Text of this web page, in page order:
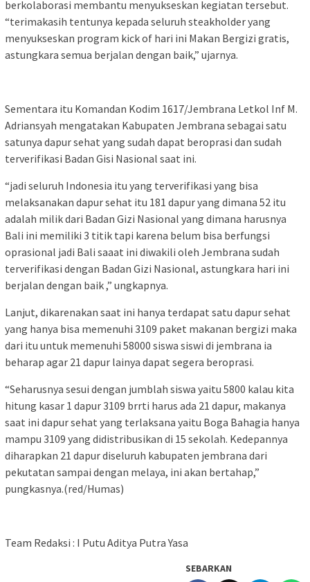
berkolaborasi membantu menyukseskan kegiatan tersebut.
“terimakasih tentunya kepada seluruh steakholder yang
menyukseskan program kick of hari ini Makan Bergizi gratis,
astungkara semua berjalan dengan baik,” ujarnya.
Sementara itu Komandan Kodim 1617/Jembrana Letkol Inf M.
Adriansyah mengatakan Kabupaten Jembrana sebagai satu
satunya dapur sehat yang sudah dapat beroprasi dan sudah
terverifikasi Badan Gisi Nasional saat ini.
“jadi seluruh Indonesia itu yang terverifikasi yang bisa
melaksanakan dapur sehat itu 181 dapur yang dimana 52 itu
adalah milik dari Badan Gizi Nasional yang dimana harusnya
Bali ini memiliki 3 titik tapi karena belum bisa berfungsi
oprasional jadi Bali saaat ini diwakili oleh Jembrana sudah
terverifikasi dengan Badan Gizi Nasional, astungkara hari ini
berjalan dengan baik ,” ungkapnya.
Lanjut, dikarenakan saat ini hanya terdapat satu dapur sehat
yang hanya bisa memenuhi 3109 paket makanan bergizi maka
dari itu untuk memenuhi 58000 siswa siswi di jembrana ia
beharap agar 21 dapur lainya dapat segera beroprasi.
“Seharusnya sesui dengan jumblah siswa yaitu 5800 kalau kita
hitung kasar 1 dapur 3109 brrti harus ada 21 dapur, makanya
saat ini dapur sehat yang terlaksana yaitu Boga Bahagia hanya
mampu 3109 yang didistribusikan di 15 sekolah. Kedepannya
diharapkan 21 dapur diseluruh kabupaten jembrana dari
pekutatan sampai dengan melaya, ini akan bertahap,”
pungkasnya.(red/Humas)
Team Redaksi : I Putu Aditya Putra Yasa
SEBARKAN